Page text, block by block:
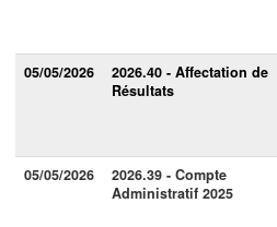
05/05/2026
2026.40 - Affectation de
Résultats
05/05/2026
2026.39 - Compte
Administratif 2025